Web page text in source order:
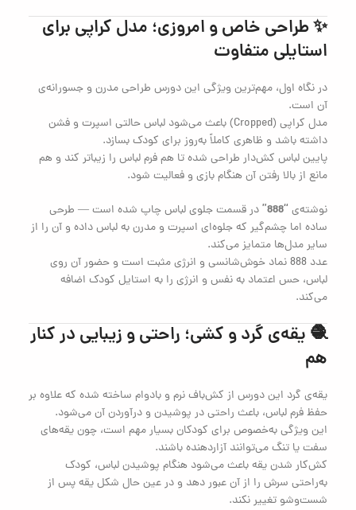
✨ طراحی خاص و امروزی؛ مدل کراپی برای
استایلی متفاوت
در نگاه اول، مهم‌ترین ویژگی این دورس طراحی مدرن و جسورانه‌ی
آن است.
مدل کراپی (Cropped) باعث می‌شود لباس حالتی اسپرت و فشن
داشته باشد و ظاهری کاملاً به‌روز برای کودک بسازد.
پایین لباس کش‌دار طراحی شده تا هم فرم لباس را زیباتر کند و هم
مانع از بالا رفتن آن هنگام بازی و فعالیت شود.
نوشته‌ی “888”
در قسمت جلوی لباس چاپ شده است — طرحی
ساده اما چشم‌گیر که جلوه‌ای اسپرت و مدرن به لباس داده و آن را از
سایر مدل‌ها متمایز می‌کند.
عدد 888 نماد خوش‌شانسی و انرژی مثبت است و حضور آن روی
لباس، حس اعتماد به نفس و انرژی را به استایل کودک اضافه
می‌کند.
🧶 یقه‌ی گرد و کشی؛ راحتی و زیبایی در کنار
هم
یقه‌ی گرد این دورس از کش‌باف نرم و با‌دوام ساخته شده که علاوه بر
حفظ فرم لباس، باعث راحتی در پوشیدن و درآوردن آن می‌شود.
این ویژگی به‌خصوص برای کودکان بسیار مهم است، چون یقه‌های
سفت یا تنگ می‌توانند آزاردهنده باشند.
کش‌کار شدن یقه باعث می‌شود هنگام پوشیدن لباس، کودک
به‌راحتی سرش را از آن عبور دهد و در عین حال شکل یقه پس از
شست‌وشو تغییر نکند.